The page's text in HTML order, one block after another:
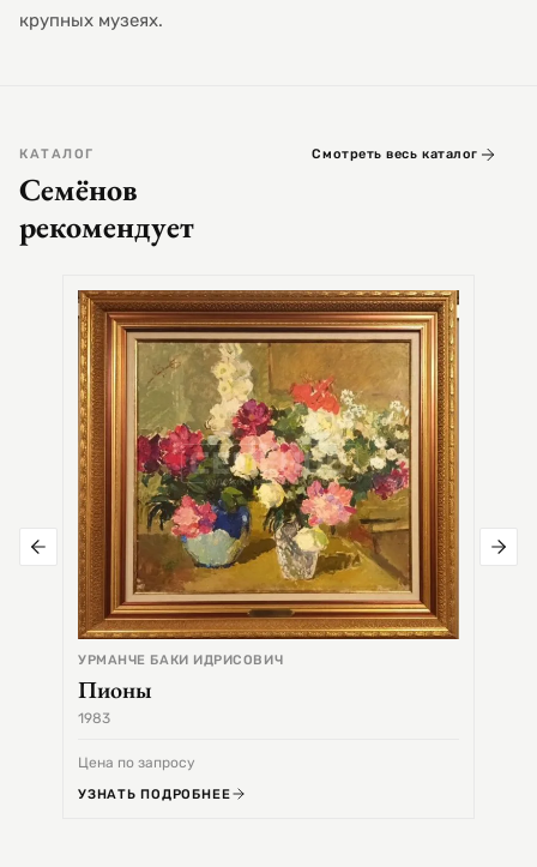
крупных музеях.
КАТАЛОГ
Семёнов
рекомендует
Смотреть весь каталог
УРМАНЧЕ БАКИ ИДРИСОВИЧ
Пионы
1983
Цена по запросу
УЗНАТЬ ПОДРОБНЕЕ